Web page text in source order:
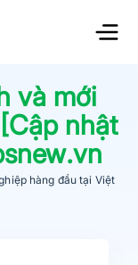
và mới
nhật
hàng đầu tại Việt